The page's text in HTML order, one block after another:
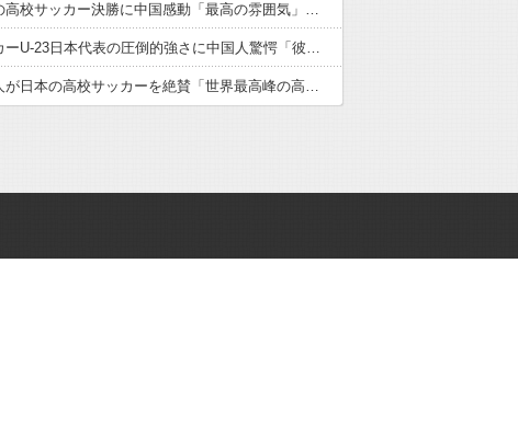
日本の高校サッカー決勝に中国感動「最高の雰囲気」「こんな大会に出場したかった」【海外の反応】
サッカーU-23日本代表の圧倒的強さに中国人驚愕「彼らにアジアは狭すぎる」【海外の反応】
中国人が日本の高校サッカーを絶賛「世界最高峰の高校大会」「中国スーパーリーグと同レベル」【海外の反応】